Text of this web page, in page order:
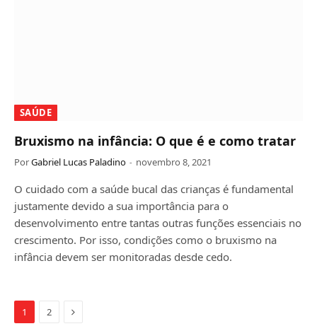
SAÚDE
Bruxismo na infância: O que é e como tratar
PorGabriel Lucas Paladino novembro 8, 2021
O cuidado com a saúde bucal das crianças é fundamental
justamente devido a sua importância para o
desenvolvimento entre tantas outras funções essenciais no
crescimento. Por isso, condições como o bruxismo na
infância devem ser monitoradas desde cedo.
1 2 Próximo